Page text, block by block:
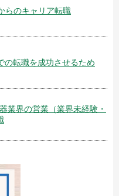
らのキャリア転職
の転職を成功させるため
業界の営業（業界未経験・